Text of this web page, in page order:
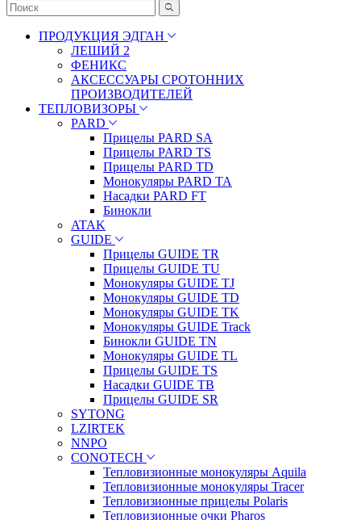
ПРОДУКЦИЯ ЭДГАН
ЛЕШИЙ 2
ФЕНИКС
АКСЕССУАРЫ СРОТОННИХ
ПРОИЗВОДИТЕЛЕЙ
ТЕПЛОВИЗОРЫ
PARD
Прицелы PARD SA
Прицелы PARD TS
Прицелы PARD TD
Монокуляры PARD TA
Насадки PARD FT
Бинокли
ATAK
GUIDE
Прицелы GUIDE TR
Прицелы GUIDE TU
Монокуляры GUIDE TJ
Монокуляры GUIDE TD
Монокуляры GUIDE TK
Монокуляры GUIDE Track
Бинокли GUIDE TN
Монокуляры GUIDE TL
Прицелы GUIDE TS
Насадки GUIDE TB
Прицелы GUIDE SR
SYTONG
LZIRTEK
NNPO
CONOTECH
Тепловизионные монокуляры Aquila
Тепловизионные монокуляры Tracer
Тепловизионные прицелы Polaris
Тепловизионные очки Pharos